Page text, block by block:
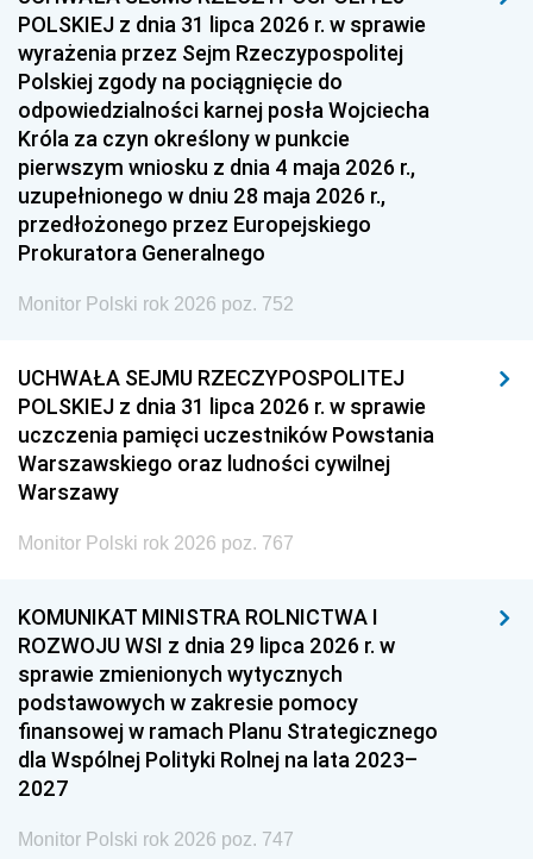
POLSKIEJ z dnia 31 lipca 2026 r. w sprawie
wyrażenia przez Sejm Rzeczypospolitej
Polskiej zgody na pociągnięcie do
odpowiedzialności karnej posła Wojciecha
Króla za czyn określony w punkcie
pierwszym wniosku z dnia 4 maja 2026 r.,
uzupełnionego w dniu 28 maja 2026 r.,
przedłożonego przez Europejskiego
Prokuratora Generalnego
Monitor Polski rok 2026 poz. 752
UCHWAŁA SEJMU RZECZYPOSPOLITEJ
POLSKIEJ z dnia 31 lipca 2026 r. w sprawie
uczczenia pamięci uczestników Powstania
Warszawskiego oraz ludności cywilnej
Warszawy
Monitor Polski rok 2026 poz. 767
KOMUNIKAT MINISTRA ROLNICTWA I
ROZWOJU WSI z dnia 29 lipca 2026 r. w
sprawie zmienionych wytycznych
podstawowych w zakresie pomocy
finansowej w ramach Planu Strategicznego
dla Wspólnej Polityki Rolnej na lata 2023–
2027
Monitor Polski rok 2026 poz. 747